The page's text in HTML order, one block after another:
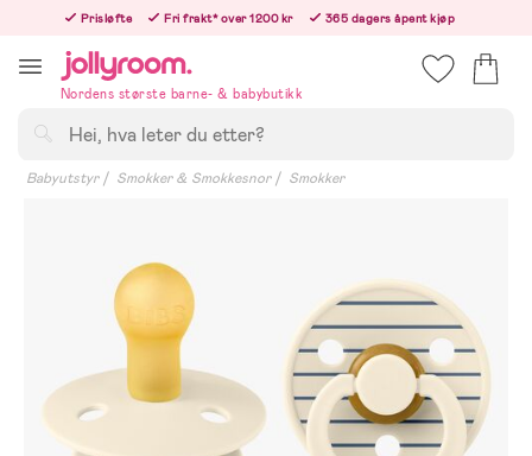
innehållet
Prisløfte Fri frakt* over 1200 kr
365 dagers åpent kjøp
Nordens største barne- & babybutikk
Babyutstyr Smokker & Smokkesnor Smokker